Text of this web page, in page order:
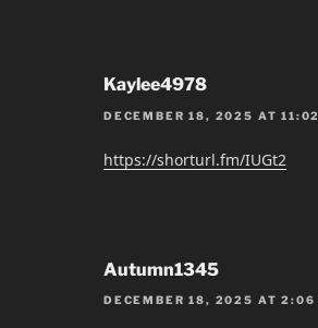
Kaylee4978
DECEMBER 18, 2025 AT
https://shorturl.fm/IUGt2
Autumn1345
DECEMBER 18, 2025 AT 2:06